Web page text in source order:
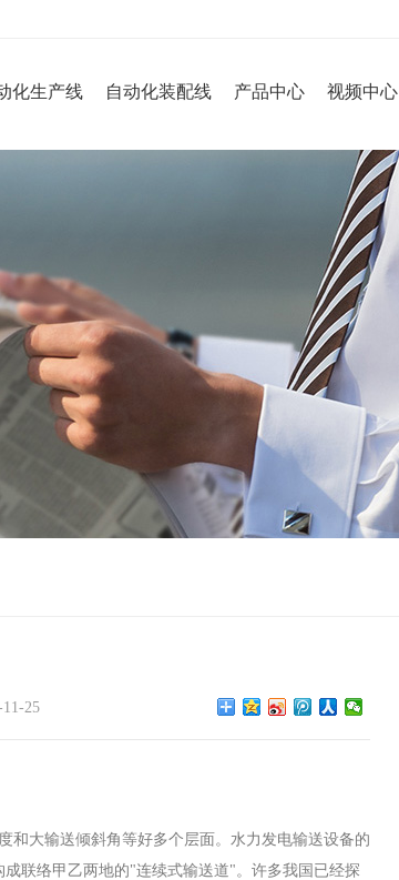
化生产线 自动化装配线 产品中心 视频中心
25
和大输送倾斜角等好多个层面。水力发电输送设备的
联络甲乙两地的"连续式输送道"。许多我国已经探